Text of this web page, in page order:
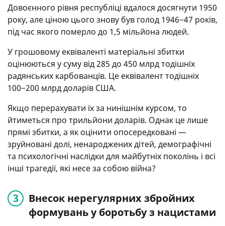
Довоєнного рівня республіці вдалося досягнути 1950
року, але ціною цього знову був голод 1946−47 років,
під час якого померло до 1,5 мільйона людей.
У грошовому еквіваленті матеріальні збитки
оцінюються у суму від 285 до 450 млрд тодішніх
радянських карбованців. Це еквівалент тодішніх
100−200 млрд доларів США.
Якщо перерахувати їх за нинішнім курсом, то
йтиметься про трильйони доларів. Однак це лише
прямі збитки, а як оцінити опосередковані —
зруйновані долі, ненароджених дітей, демографічні
та психологічні наслідки для майбутніх поколінь і всі
інші трагедії, які несе за собою війна?
Внесок нерегулярних збройних
формувань у боротьбу з нацистами